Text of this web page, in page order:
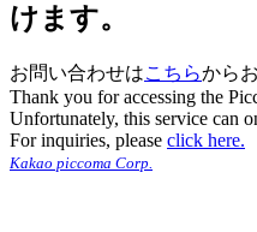
けます。
お問い合わせはこちらから
Thank you for accessing the
Unfortunately, this service can
For inquiries, please click here.
Kakao piccoma Corp.